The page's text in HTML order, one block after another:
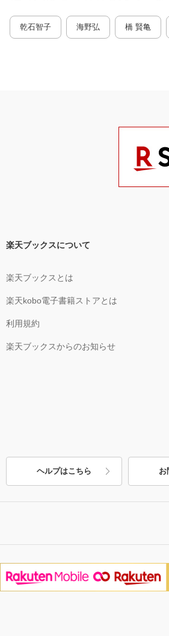
乾石智子 海野弘 橋 賢亀
楽天ブックスについて
楽天ブックスとは
楽天kobo電子書籍ストアとは
利用規約
楽天ブックスからのお知らせ
ヘルプはこちら お